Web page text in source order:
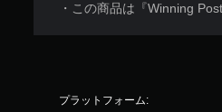
・この商品は『Winning
プラットフォーム: